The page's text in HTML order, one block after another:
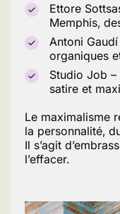
Ettore
Memphis,
Antoni
organiques
Studio Job
satire et
Le maximalisme
la personnalité,
Il s’agit
l’effacer.